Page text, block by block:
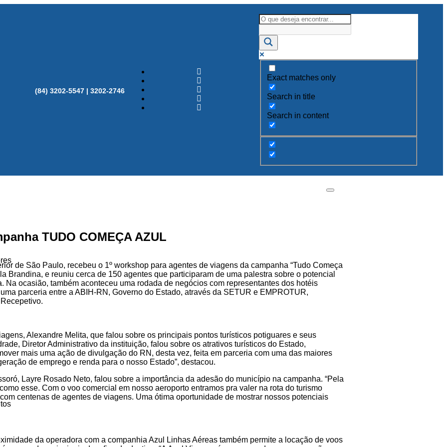
(84) 3202-5547 | 3202-2746
Exact matches only
Search in title
Search in content
TUDO COMEÇA AZUL
de São Paulo, recebeu o 1º workshop para agentes de viagens da campanha “Tudo Começa
Brandina, e reuniu cerca de 150 agentes que participaram de uma palestra sobre o potencial
ocasião, também aconteceu uma rodada de negócios com representantes dos hotéis
parceria entre a ABIH-RN, Governo do Estado, através da SETUR e EMPROTUR,
Alexandre Melita, que falou sobre os principais pontos turísticos potiguares e seus
Diretor Administrativo da instituição, falou sobre os atrativos turísticos do Estado,
mais uma ação de divulgação do RN, desta vez, feita em parceria com uma das maiores
de emprego e renda para o nosso Estado”, destacou.
Layre Rosado Neto, falou sobre a importância da adesão do município na campanha. “Pela
esse. Com o voo comercial em nosso aeroporto entramos pra valer na rota do turismo
centenas de agentes de viagens. Uma ótima oportunidade de mostrar nossos potenciais
da operadora com a companhia Azul Linhas Aéreas também permite a locação de voos